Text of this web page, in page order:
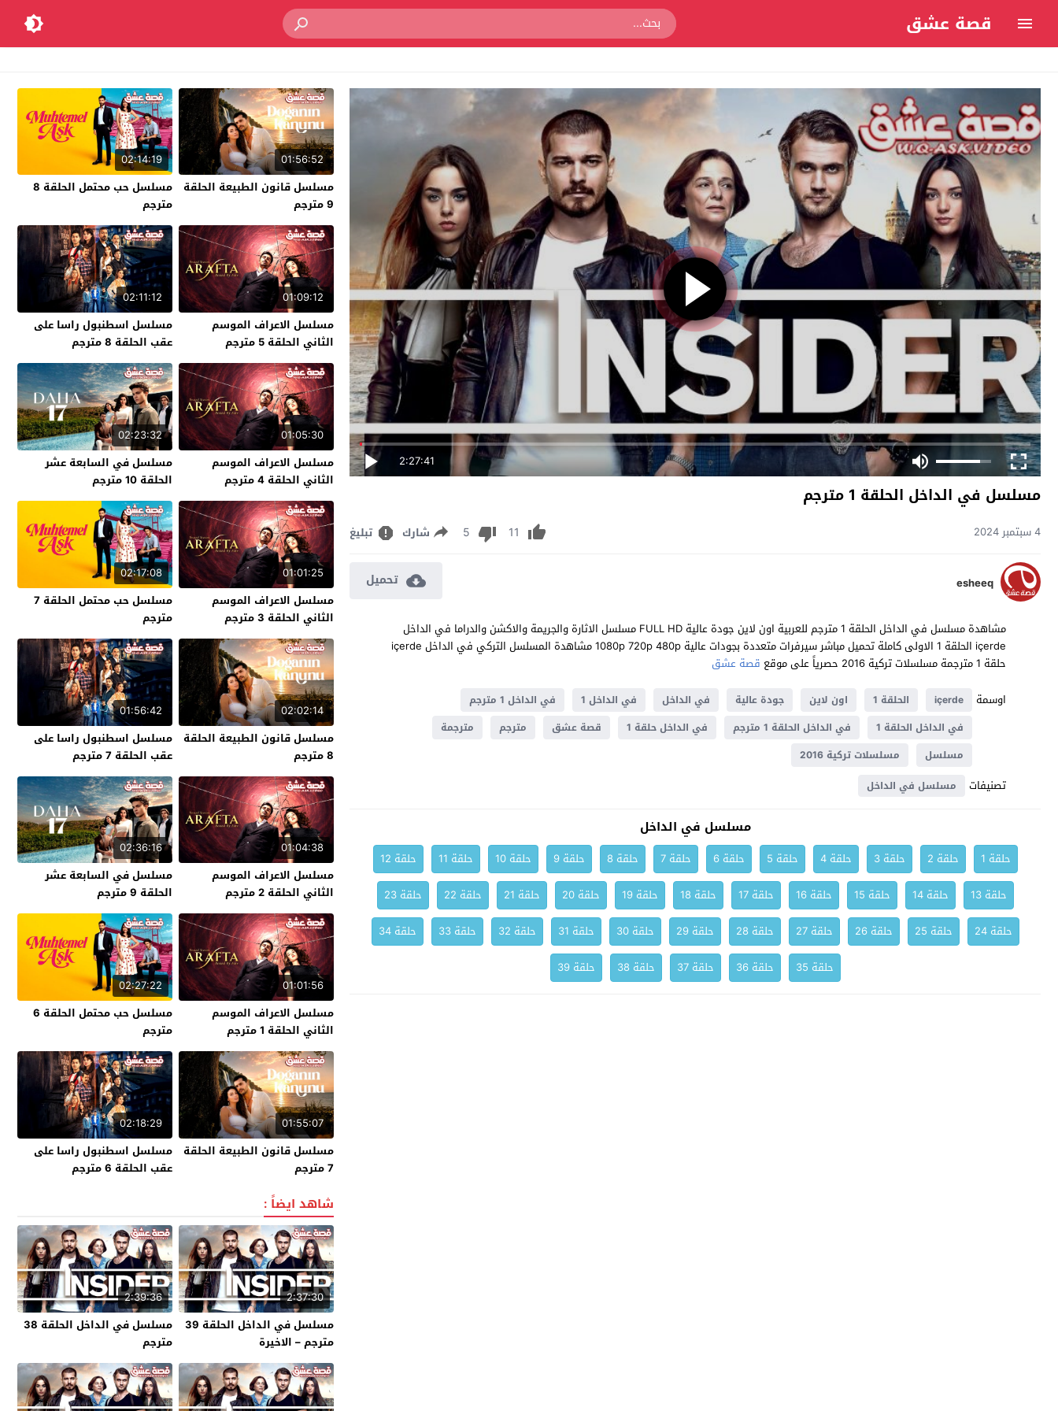
قصة عشق
2:27:41
مسلسل في الداخل الحلقة 1 مترجم
4 سبتمبر 2024 11
5 شارك تبليغ
esheeq تحميل
مشاهدة مسلسل في الداخل الحلقة 1 مترجم للعربية اون لاين جودة عالية FULL HD مسلسل الاثارة والجريمة والاكشن والدراما في الداخل
içerde الحلقة 1 الاولى كاملة تحميل مباشر سيرفرات متعددة بجودات عالية 1080p 720p 480p مشاهدة المسلسل التركي في الداخل içerde
حلقة 1 مترجمة مسلسلات تركية 2016 حصرياً على موقع
قصة عشق
اوسمة
içerde الحلقة 1 اون لاين جودة عالية في الداخل في الداخل 1
في الداخل 1 مترجم
في الداخل الحلقة 1
في الداخل الحلقة 1 مترجم في الداخل حلقة 1 قصة عشق مترجم
مترجمة
مسلسل
مسلسلات تركية 2016
تصنيفات مسلسل في الداخل
مسلسل في الداخل
حلقة 1 حلقة 2 حلقة 3 حلقة 4 حلقة 5 حلقة 6 حلقة 7 حلقة 8 حلقة 9 حلقة 10 حلقة 11
حلقة 12
حلقة 13
حلقة 14 حلقة 15 حلقة 16 حلقة 17 حلقة 18 حلقة 19 حلقة 20 حلقة 21 حلقة 22
حلقة 23
حلقة 24
حلقة 25 حلقة 26 حلقة 27 حلقة 28 حلقة 29 حلقة 30 حلقة 31 حلقة 32 حلقة 33
حلقة 34
حلقة 35
حلقة 36 حلقة 37 حلقة 38 حلقة 39
01:56:52
مسلسل قانون الطبيعة الحلقة
9 مترجم
02:14:19
مسلسل حب محتمل الحلقة 8
مترجم
01:09:12
مسلسل الاعراف الموسم
الثاني الحلقة 5 مترجم
02:11:12
مسلسل اسطنبول راسا على
عقب الحلقة 8 مترجم
01:05:30
مسلسل الاعراف الموسم
الثاني الحلقة 4 مترجم
02:23:32
مسلسل في السابعة عشر
الحلقة 10 مترجم
01:01:25
مسلسل الاعراف الموسم
الثاني الحلقة 3 مترجم
02:17:08
مسلسل حب محتمل الحلقة 7
مترجم
02:02:14
مسلسل قانون الطبيعة الحلقة
8 مترجم
01:56:42
مسلسل اسطنبول راسا على
عقب الحلقة 7 مترجم
01:04:38
مسلسل الاعراف الموسم
الثاني الحلقة 2 مترجم
02:36:16
مسلسل في السابعة عشر
الحلقة 9 مترجم
01:01:56
مسلسل الاعراف الموسم
الثاني الحلقة 1 مترجم
02:27:22
مسلسل حب محتمل الحلقة 6
مترجم
01:55:07
مسلسل قانون الطبيعة الحلقة
7 مترجم
02:18:29
مسلسل اسطنبول راسا على
عقب الحلقة 6 مترجم
شاهد ايضاً :
2:37:30
مسلسل في الداخل الحلقة 39
مترجم – الاخيرة
2:39:36
مسلسل في الداخل الحلقة 38
مترجم